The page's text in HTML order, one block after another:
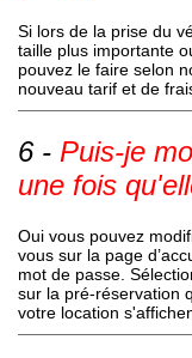
Si lors de la prise du
taille plus importante
pouvez le faire selon
nouveau tarif et de
Puis-je
une fois
Oui vous pouvez
vous sur la page
mot de passe.
sur la pré-réservation
votre location